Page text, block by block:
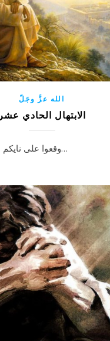
الله عزَّ وجَلّ
الابتهال الحادي عشر
وقعوا على نايكم دعاء الحمد، ورددوا…